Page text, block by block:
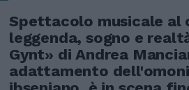
Spettacolo musicale al
leggenda, sogno e
Gynt» di Andrea
adattamento